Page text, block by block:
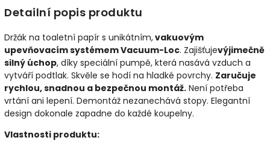
Detailní popis produktu
Držák na toaletní papír s unikátním,vakuovým
upevňovacím systémem Vacuum-Loc. Zajišťujevýjimečně
silný úchop, díky speciální pumpě, která nasává vzduch a
vytváří podtlak. Skvěle se hodí na hladké povrchy. Zaručuje
rychlou, snadnou a bezpečnou montáž. Není potřeba
vrtání ani lepení. Demontáž nezanechává stopy. Elegantní
design dokonale zapadne do každé koupelny.
Vlastnosti produktu: